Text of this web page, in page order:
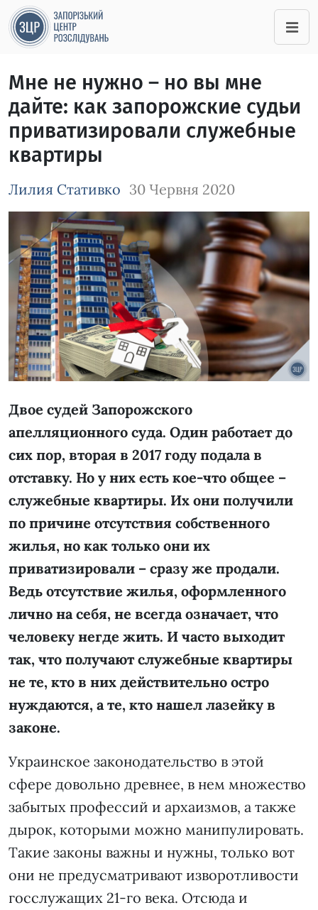
Мне не нужно – но вы мне
дайте: как запорожские судьи
приватизировали служебные
квартиры
Лилия Стативко 30 Червня 2020
Зображення завантажується
Двое судей Запорожского
апелляционного суда. Один работает до
сих пор, вторая в 2017 году подала в
отставку. Но у них есть кое-что общее –
служебные квартиры. Их они получили
по причине отсутствия собственного
жилья, но как только они их
приватизировали – сразу же продали.
Ведь отсутствие жилья, оформленного
лично на себя, не всегда означает, что
человеку негде жить. И часто выходит
так, что получают служебные квартиры
не те, кто в них действительно остро
нуждаются, а те, кто нашел лазейку в
законе.
Украинское законодательство в этой
сфере довольно древнее, в нем множество
забытых профессий и архаизмов, а также
дырок, которыми можно манипулировать.
Такие законы важны и нужны, только вот
они не предусматривают изворотливости
госслужащих 21-го века. Отсюда и